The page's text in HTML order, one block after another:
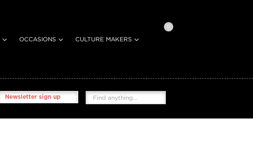
OCCASIONS CULTURE MAKERS
0
Newsletter sign up